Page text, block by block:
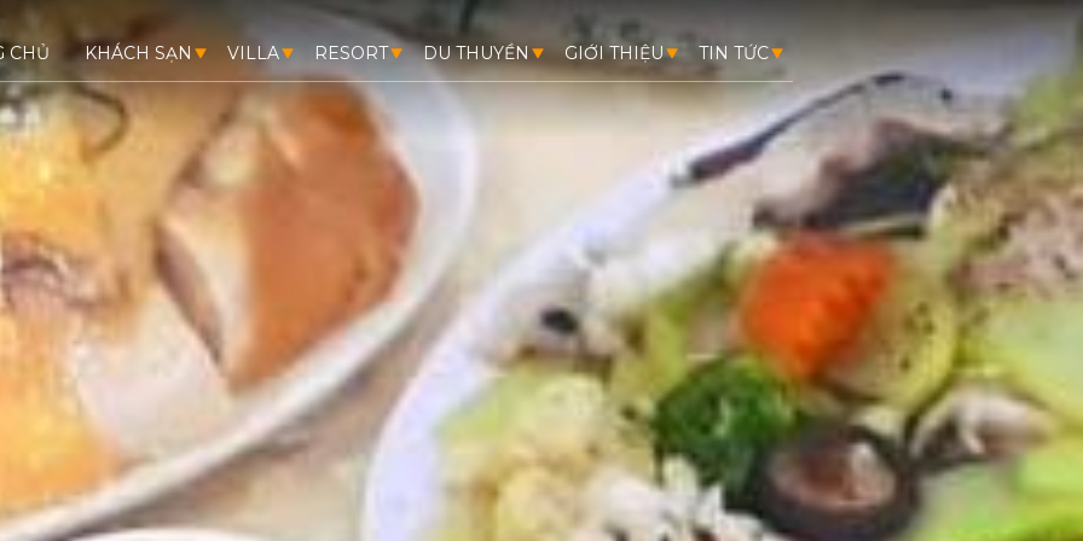
CHỦ KHÁCH SẠN VILLA RESORT DU THUYỀN GIỚI THIỆU TIN TỨC